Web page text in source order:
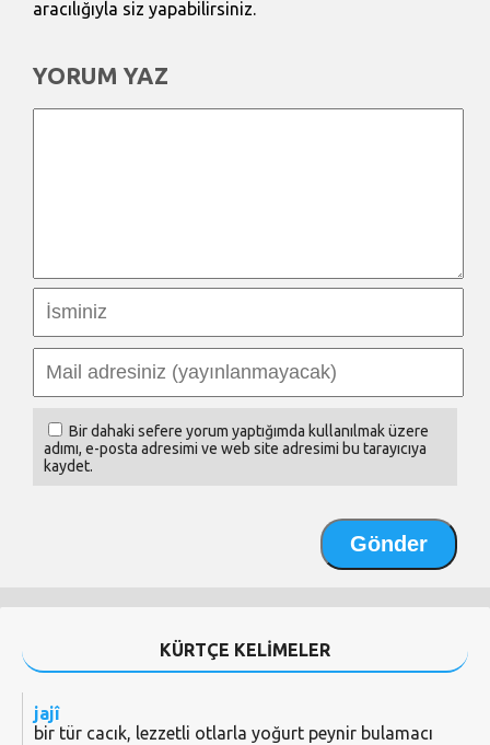
aracılığıyla siz yapabilirsiniz.
YORUM YAZ
Bir dahaki sefere yorum yaptığımda kullanılmak üzere
adımı, e-posta adresimi ve web site adresimi bu tarayıcıya
kaydet.
KÜRTÇE KELİMELER
jajî
bir tür cacık, lezzetli otlarla yoğurt peynir bulamacı